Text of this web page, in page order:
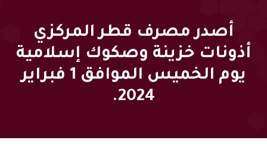
أصدر مصرف قطر المركزي
أذونات خزينة وصكوك إسلامية
يوم الخميس الموافق 1 فبراير
2024.